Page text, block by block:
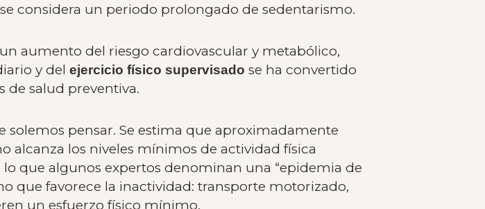
considera un periodo prolongado de sedentarismo.
aumento del riesgo cardiovascular y metabólico,
y del ejercicio físico supervisado se ha convertido
de salud preventiva.
pensar. Se estima que aproximadamente
los niveles mínimos de actividad física
que algunos expertos denominan una “epidemia de
que favorece la inactividad: transporte motorizado,
un esfuerzo físico mínimo.